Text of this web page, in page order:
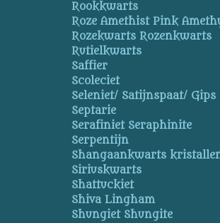
Rookkwarts
Roze Amethist Pink
Rozekwarts Rozenkwarts
Rutielkwarts
Saffier
Scoleciet
Seleniet/ Satijnspaat/ Gips
Septarie
Serafiniet Seraphinite
Serpentijn
Shangaankwarts
Siriuskwarts
Shattuckiet
Shiva Lingham
Shungiet Shungite